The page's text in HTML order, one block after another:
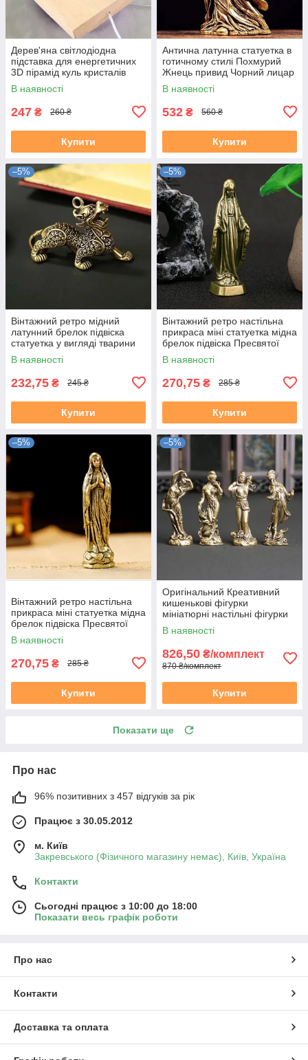
Дерев'яна світлодіодна
підставка для енергетичних
3D пірамід куль кристалів
Рейкі Чакра Медитація
В наявності
247 ₴ 260 ₴
Купити
Антична латунна статуетка в
готичному стилі Похмурий
Жнець привид Чорний лицар
Назгул
В наявності
532 ₴ 560 ₴
Купити
–5%
Вінтажний ретро мідний
латунний брелок підвіска
статуетка у вигляді тварини
Дракон
В наявності
232,75 ₴ 245 ₴
Купити
–5%
Вінтажний ретро настільна
прикраса міні статуетка мідна
брелок підвіска Пресвятої
Богородиці Діви Марії
В наявності
270,75 ₴ 285 ₴
Купити
–5%
Вінтажний ретро настільна
прикраса міні статуетка мідна
брелок підвіска Пресвятої
Богородиці Діви Марії
В наявності
270,75 ₴ 285 ₴
Купити
–5%
Оригінальний Креативний
кишенькові фігурки
мініатюрні настільні фігурки
Чотири красуні в давньому
Китаї
В наявності
826,50 ₴/комплект
870 ₴/комплект
Купити
Показати ще
Про нас
96% позитивних з 457 відгуків за рік
Працює з 30.05.2012
м. Київ
Закревського (Фізичного магазину немає), Київ, Україна
Контакти
Сьогодні працює з 10:00 до 18:00
Показати весь графік роботи
Про нас
Контакти
Доставка та оплата